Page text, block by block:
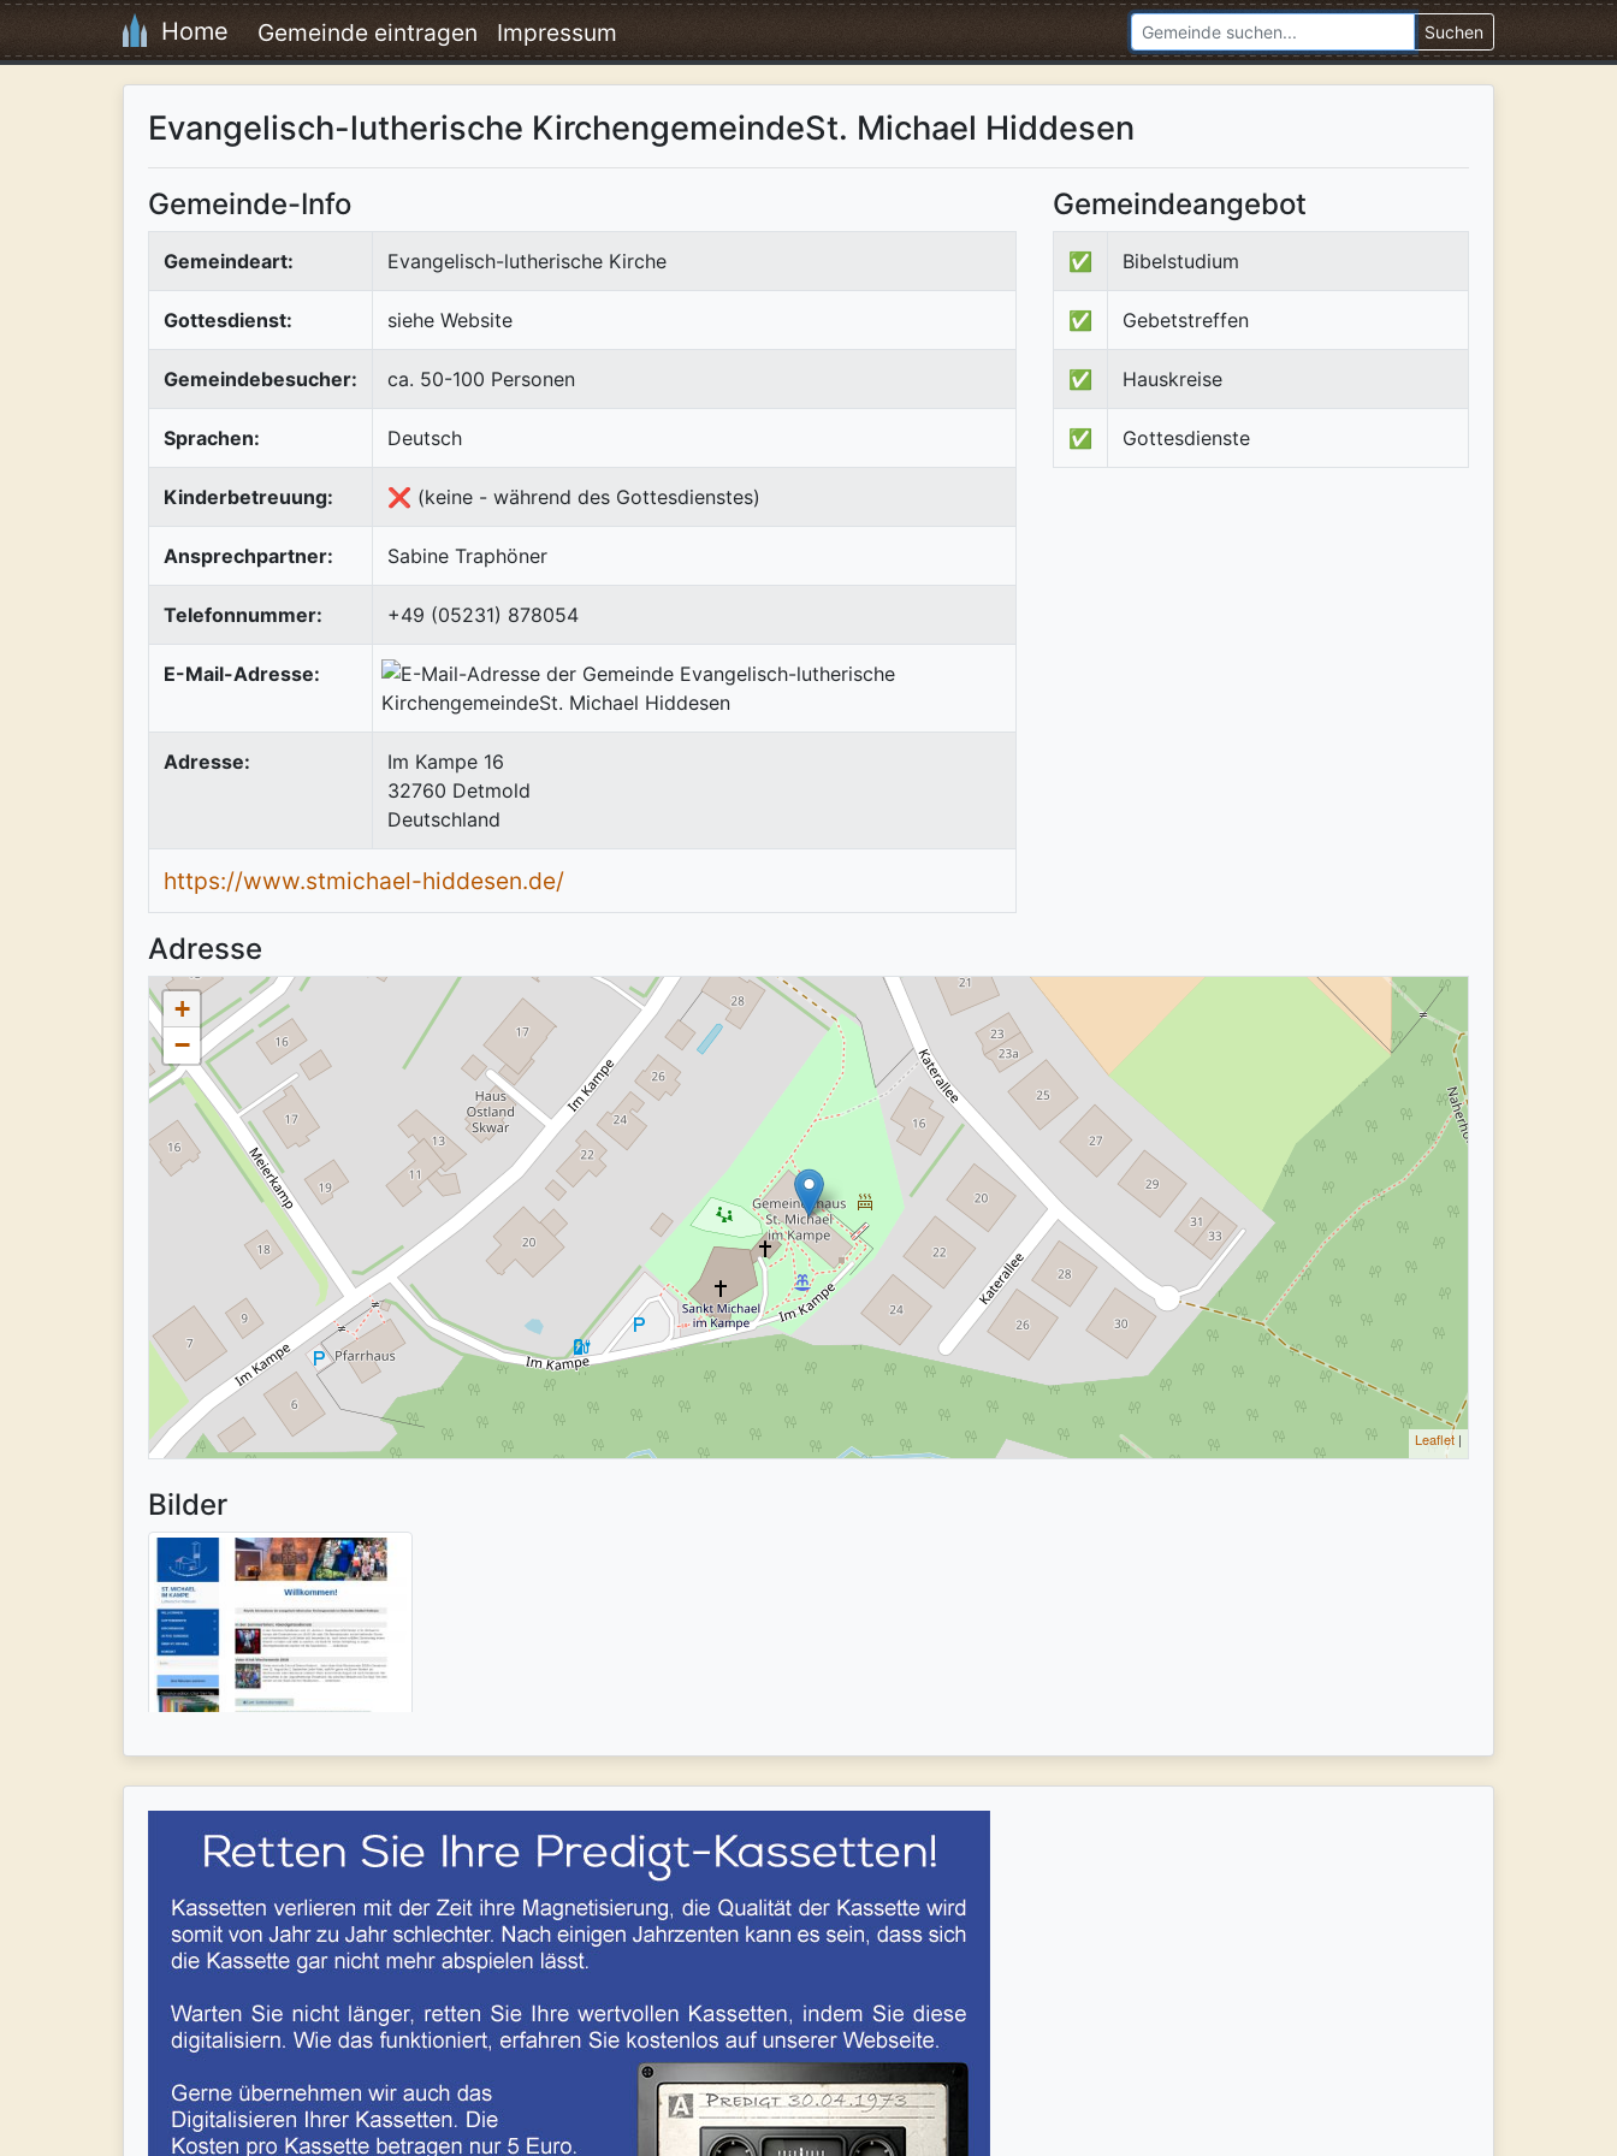
Home Gemeinde eintragen Impressum Suchen
Evangelisch-lutherische KirchengemeindeSt. Michael Hiddesen
Gemeinde-Info
Gemeindeart: Evangelisch-lutherische Kirche
Gottesdienst: siehe Website
Gemeindebesucher: ca. 50-100 Personen
Sprachen: Deutsch
Kinderbetreuung: ❌ (keine - während des Gottesdienstes)
Ansprechpartner: Sabine Traphöner
Telefonnummer: +49 (05231) 878054
E-Mail-Adresse:
Adresse:
Im Kampe 16
32760 Detmold
Deutschland
https://www.stmichael-hiddesen.de/
Gemeindeangebot
✅ Bibelstudium
✅ Gebetstreffen
✅ Hauskreise
✅ Gottesdienste
Adresse
+
−
Leaflet |
Bilder